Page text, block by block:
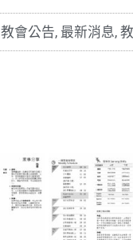
教會公告, 最新消息,